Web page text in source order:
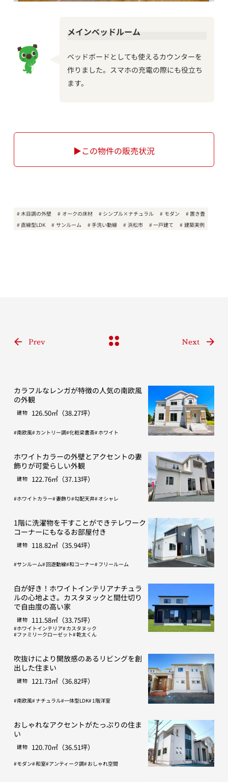
メインベッドルーム
ベッドボードとしても使えるカウンターを
作りました。スマホの充電の際にも役立ち
ます。
▶この物件の販売状況
木目調の外壁 オークの床材 シンプル×ナチュラル モダン
置き畳
直線型LDK
サンルーム 手洗い動線 浜松市 一戸建て 建築実例
Prev Next
カラフルなレンガが特徴の人気の南欧風
の外観
建物 126.50㎡（38.27坪）
南欧風 カントリー調 化粧梁書斎 ホワイト
ホワイトカラーの外壁とアクセントの妻
飾りが可愛らしい外観
建物 122.76㎡（37.13坪）
ホワイトカラー 妻飾り 勾配天井 オシャレ
1階に洗濯物を干すことができテレワーク
コーナーにもなるお部屋付き
建物 118.82㎡（35.94坪）
サンルーム 回遊動線 和コーナー フリールーム
白が好き！ホワイトインテリアナチュラ
ルの心地よさ。カスタヌックと間仕切り
で自由度の高い家
建物 111.58㎡（33.75坪）
ホワイトインテリア カスタヌック
ファミリークローゼット 乾太くん
吹抜けにより開放感のあるリビングを創
出した住まい
建物 121.73㎡（36.82坪）
南欧風 ナチュラル 一体型LDK 1階洋室
おしゃれなアクセントがたっぷりの住ま
い
建物 120.70㎡（36.51坪）
モダン 和室 アンティーク調 おしゃれ空間